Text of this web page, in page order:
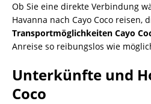
Ob Sie eine direkte Verbindung
Havanna nach Cayo Coco reisen,
Transportmöglichkeiten Cayo
Anreise so reibungslos wie
Unterkünfte und
Coco